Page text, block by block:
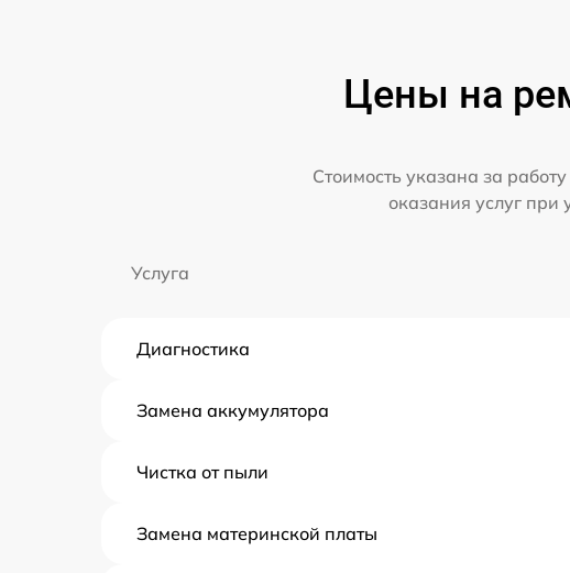
Цены на
Стоимость указана за
оказания услуг
Услуга
Диагностика
Замена аккумулятора
Чистка от пыли
Замена материнской платы